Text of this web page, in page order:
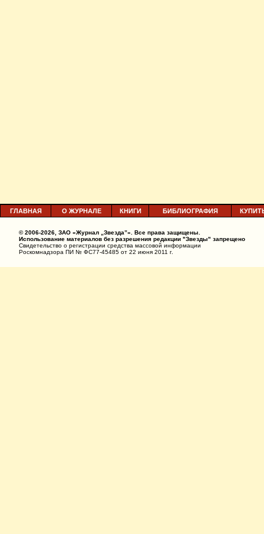
ГЛАВНАЯ О ЖУРНАЛЕ КНИГИ БИБЛИОГРАФИЯ
© 2006-2026, ЗАО «Журнал „Звезда”». Все права защищены.
Использование материалов без разрешения редакции "Звезды" запрещено
Свидетельство о регистрации средства массовой информации
Роскомнадзора ПИ № ФС77-45485 от 22 июня 2011 г.